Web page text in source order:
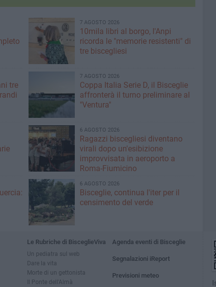
7 AGOSTO 2026
10mila libri al borgo, l'Anpi
ricorda le "memorie resistenti" di
tre biscegliesi
tre
7 AGOSTO 2026
Coppa Italia Serie D, il Bisceglie
affronterà il turno preliminare al
"Ventura"
6 AGOSTO 2026
Ragazzi biscegliesi diventano
virali dopo un'esibizione
improvvisata in aeroporto a
Roma-Fiumicino
6 AGOSTO 2026
Bisceglie, continua l'iter per il
censimento del verde
Le Rubriche di BisceglieViva
Un pediatra sul web
Dare la vita
Morte di un gettonista
Il Ponte dell'Almà
Agenda eventi di Bisceglie
Segnalazioni iReport
Previsioni meteo